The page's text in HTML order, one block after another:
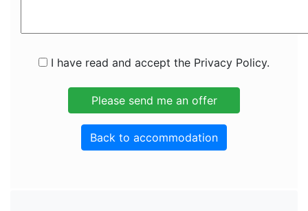
I have read and accept the Privacy Policy.
Back to accommodation